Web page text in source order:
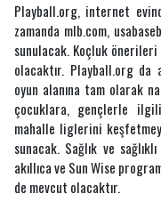
Playball.org, internet
zamanda mlb.com,
sunulacak. Koçluk
olacaktır. Playball.org da
oyun alanına tam olarak
çocuklara, gençlerle
mahalle liglerini
sunacak. Sağlık ve sağlıklı
akıllıca ve Sun Wise
de mevcut olacaktır.